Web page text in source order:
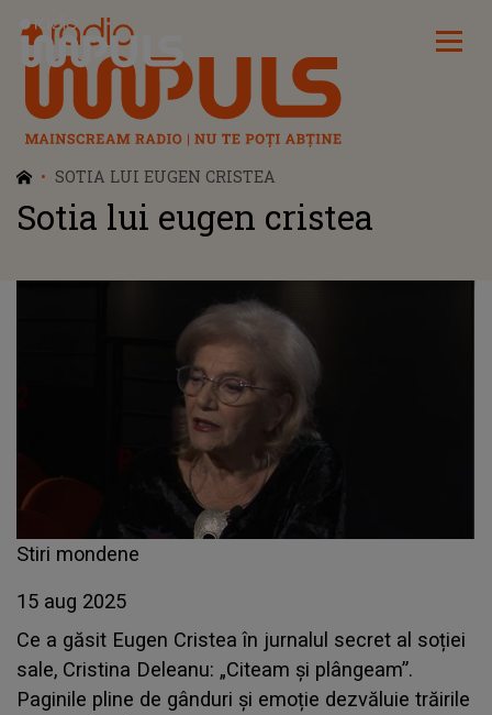
Radio Impuls
SOTIA LUI EUGEN CRISTEA
Sotia lui eugen cristea
Stiri mondene
15 aug 2025
Ce a găsit Eugen Cristea în jurnalul secret al soției
sale, Cristina Deleanu: „Citeam și plângeam”.
Paginile pline de gânduri și emoție dezvăluie trăirile